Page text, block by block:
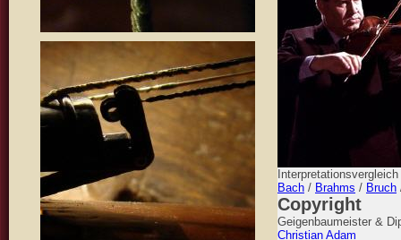
Bach / Brahms / Bruch
Copyright
Geigenbaumeister &
Christian Adam